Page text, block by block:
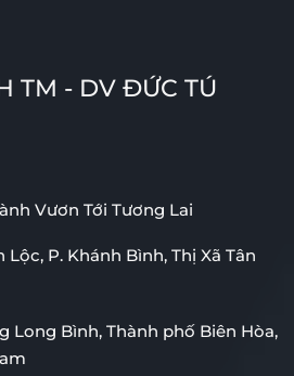
TM - DV ĐỨC TÚ
Vươn Tới Tương Lai
Lộc, P. Khánh Bình, Thị Xã Tân
Long Bình, Thành phố Biên Hòa,